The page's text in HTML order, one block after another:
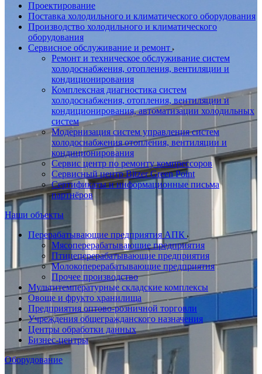
Проектирование
Поставка холодильного и климатического оборудования
Производство холодильного и климатического
оборудования
Сервисное обслуживание и ремонт
Ремонт и техническое обслуживание систем
холодоснабжения, отопления, вентиляции и
кондиционирования
Комплексная диагностика систем
холодоснабжения, отопления, вентиляции и
кондиционирования, автоматизации холодильных
систем
Модернизация систем управления систем
холодоснабжения отопления, вентиляции и
кондиционирования
Сервис центр по ремонту компрессоров
Сервисный центр Bitzer Green Point
Сертификаты и информационные письма
партнёров
Наши объекты
Перерабатывающие предприятия АПК
Мясоперерабатывающие предприятия
Птицеперерабатывающие предприятия
Молокоперерабатывающие предприятия
Прочее производство
Мультитемпературные складские комплексы
Овоще и фрукто хранилища
Предприятия оптово-розничной торговли
Учреждения общегражданского назначения
Центры обработки данных
Бизнес-центры
Оборудование